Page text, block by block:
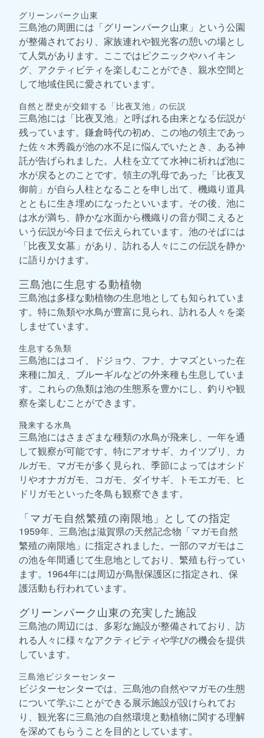
グリーンパーク山東
三島池の周囲には「グリーンパーク山東」という公園
が整備されており、家族連れや観光客の憩いの場とし
て人気があります。ここではピクニックやハイキン
グ、アクティビティを楽しむことができ、親水空間と
して地域住民に愛されています。
自然と歴史が交錯する「比夜叉池」の伝説
三島池には「比夜叉池」と呼ばれる由来となる伝説が
残っています。鎌倉時代の初め、この地の領主であっ
た佐々木秀義が池の水不足に悩んでいたとき、ある神
託が告げられました。人柱を立てて水神に祈れば池に
水が戻るとのことです。領主の乳母であった「比夜叉
御前」が自ら人柱となることを申し出て、機織り道具
とともに生き埋めになったといいます。その後、池に
は水が満ち、静かな水面から機織りの音が聞こえると
いう伝説が今日まで伝えられています。池のそばには
「比夜叉女墓」があり、訪れる人々にこの伝説を静か
に語りかけます。
三島池に生息する動植物
三島池は多様な動植物の生息地としても知られていま
す。特に魚類や水鳥が豊富に見られ、訪れる人々を楽
しませています。
生息する魚類
三島池にはコイ、ドジョウ、フナ、ナマズといった在
来種に加え、ブルーギルなどの外来種も生息していま
す。これらの魚類は池の生態系を豊かにし、釣りや観
察を楽しむことができます。
飛来する水鳥
三島池にはさまざまな種類の水鳥が飛来し、一年を通
して観察が可能です。特にアオサギ、カイツブリ、カ
ルガモ、マガモが多く見られ、季節によってはオシド
リやオナガガモ、コガモ、ダイサギ、トモエガモ、ヒ
ドリガモといった冬鳥も観察できます。
「マガモ自然繁殖の南限地」としての指定
1959年、三島池は滋賀県の天然記念物「マガモ自然
繁殖の南限地」に指定されました。一部のマガモはこ
の池を年間通じて生息地としており、繁殖も行ってい
ます。1964年には周辺が鳥獣保護区に指定され、保
護活動も行われています。
グリーンパーク山東の充実した施設
三島池の周辺には、多彩な施設が整備されており、訪
れる人々に様々なアクティビティや学びの機会を提供
しています。
三島池ビジターセンター
ビジターセンターでは、三島池の自然やマガモの生態
について学ぶことができる展示施設が設けられてお
り、観光客に三島池の自然環境と動植物に関する理解
を深めてもらうことを目的としています。